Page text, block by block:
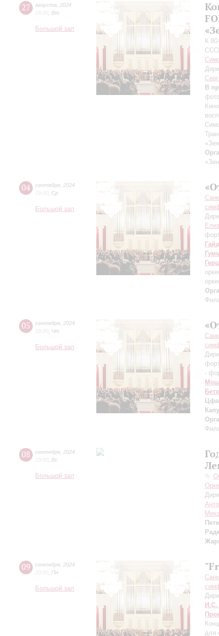
27 августа
2024
16:00 Вт
Большой зал
К
В
04 сентября 2024
19:00 Ср
Большой зал
05 сентября 2024
19:00 Чт
Большой зал
-
08 сентября 2024
19:00 Вс
Большой зал
09 сентября 2024
20:00 Пн
Большой зал
И.С.
для